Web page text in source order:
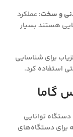
و سخت: عملکرد
هستند بسیار
برای شناسایی
استفاده کرد.
گاما
توانایی
3-4 متر را دارد که برای دستگاه‌های